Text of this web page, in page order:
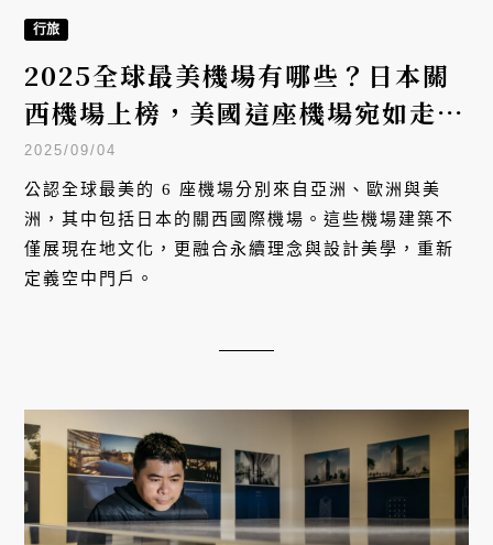
行旅
2025全球最美機場有哪些？日本關
西機場上榜，美國這座機場宛如走進
森林秘境
2025/09/04
公認全球最美的 6 座機場分別來自亞洲、歐洲與美
洲，其中包括日本的關西國際機場。這些機場建築不
僅展現在地文化，更融合永續理念與設計美學，重新
定義空中門戶。